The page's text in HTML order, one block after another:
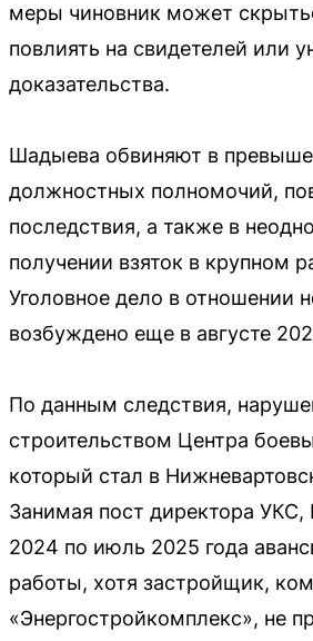
меры чиновник может
повлиять на свидетелей или
доказательства.
Шадыева обвиняют в
должностных полномочий,
последствия, а также в
получении взяток в крупном
Уголовное дело в отношении
возбуждено еще в августе
По данным следствия,
строительством Центра
который стал в
Занимая пост директора
2024 по июль 2025 года
работы, хотя застройщик,
«Энергостройкомплекс», не